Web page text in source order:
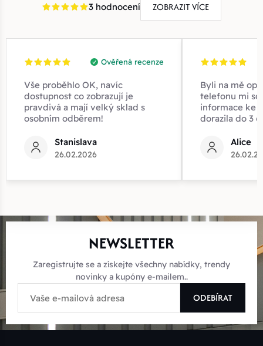
3 hodnocení ZOBRAZIT VÍCE
Ověřená recenze
Vše proběhlo OK, navíc
dostupnost co zobrazují je
pravdivá a mají velký sklad s
osobním odběrem!
Stanislava
26.02.2026
Byli na mě
telefonu mi
informace ke
dorazila do 3
Alice
NEWSLETTER
Zaregistrujte se a získejte všechny nabídky, trendy
novinky a kupóny e-mailem..
ODEBÍRAT